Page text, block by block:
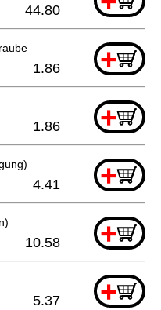
44.80
+
1.86
+
1.86
+
4.41
+
10.58
+
5.37